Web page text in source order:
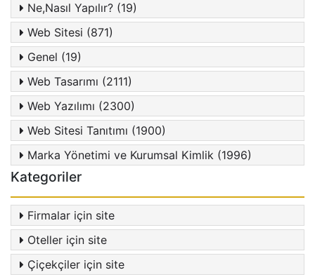
Ne,Nasıl Yapılır? (19)
Web Sitesi (871)
Genel (19)
Web Tasarımı (2111)
Web Yazılımı (2300)
Web Sitesi Tanıtımı (1900)
Marka Yönetimi ve Kurumsal Kimlik (1996)
Kategoriler
Firmalar için site
Oteller için site
Çiçekçiler için site